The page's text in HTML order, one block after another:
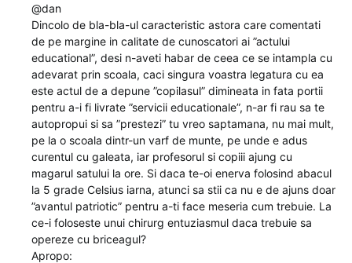
@dan
Dincolo de bla-bla-ul caracteristic astora care comentati
de pe margine in calitate de cunoscatori ai ”actului
educational”, desi n-aveti habar de ceea ce se intampla cu
adevarat prin scoala, caci singura voastra legatura cu ea
este actul de a depune ”copilasul” dimineata in fata portii
pentru a-i fi livrate ”servicii educationale”, n-ar fi rau sa te
autopropui si sa ”prestezi” tu vreo saptamana, nu mai mult,
pe la o scoala dintr-un varf de munte, pe unde e adus
curentul cu galeata, iar profesorul si copiii ajung cu
magarul satului la ore. Si daca te-oi enerva folosind abacul
la 5 grade Celsius iarna, atunci sa stii ca nu e de ajuns doar
”avantul patriotic” pentru a-ti face meseria cum trebuie. La
ce-i foloseste unui chirurg entuziasmul daca trebuie sa
opereze cu briceagul?
Apropo: